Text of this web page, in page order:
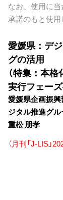
なお、使用に
承諾のもと使用
愛媛県：デ
グの活用
（特集：本
実行フェーズ
愛媛県企画振
ジタル推進グ
重松 朋孝
（月刊「J-LIS」